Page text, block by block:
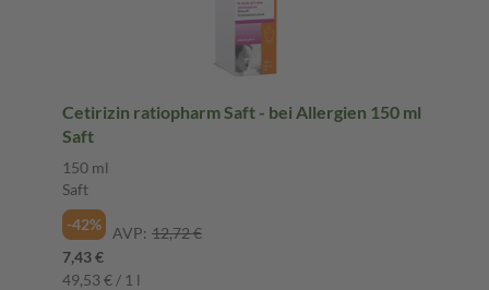
Cetirizin ratiopharm Saft - bei Allergien 150 ml
Saft
150 ml
Saft
-42%
AVP: 12,72 €
7,43 €
49,53 € / 1 l